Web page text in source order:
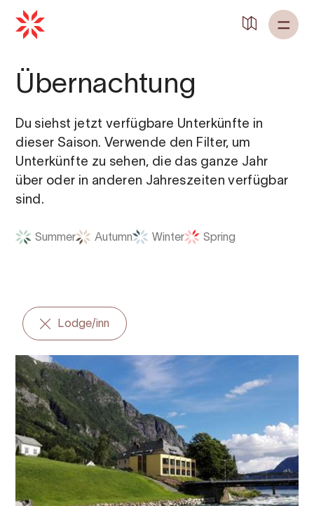
Übernachtung
Du siehst jetzt verfügbare Unterkünfte in
dieser Saison. Verwende den Filter, um
Unterkünfte zu sehen, die das ganze Jahr
über oder in anderen Jahreszeiten verfügbar
sind.
Summer Autumn Winter Spring
Lodge/inn